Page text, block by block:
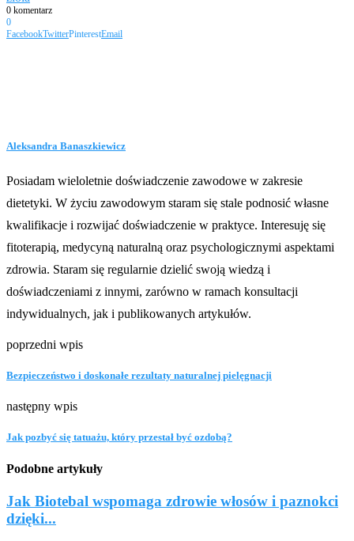
0 komentarz
0
FacebookTwitterPinterestEmail
Aleksandra Banaszkiewicz
Posiadam wieloletnie doświadczenie zawodowe w zakresie
dietetyki. W życiu zawodowym staram się stale podnosić własne
kwalifikacje i rozwijać doświadczenie w praktyce. Interesuję się
fitoterapią, medycyną naturalną oraz psychologicznymi aspektami
zdrowia. Staram się regularnie dzielić swoją wiedzą i
doświadczeniami z innymi, zarówno w ramach konsultacji
indywidualnych, jak i publikowanych artykułów.
poprzedni wpis
Bezpieczeństwo i doskonałe rezultaty naturalnej pielęgnacji
następny wpis
Jak pozbyć się tatuażu, który przestał być ozdobą?
Podobne artykuły
Jak Biotebal wspomaga zdrowie włosów i paznokci
dzięki...